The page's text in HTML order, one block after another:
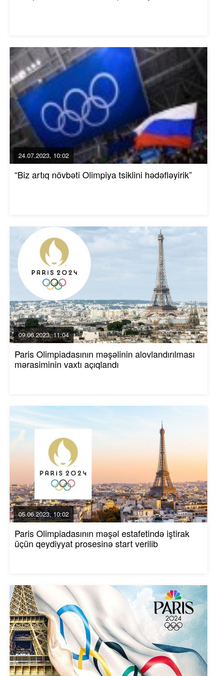
24.07.2023, 10:02
“Biz artıq növbəti Olimpiya tsiklini hədəfləyirik”
09.06.2023, 11:04
Paris Olimpiadasının məşəlinin alovlandırılması
mərasiminin vaxtı açıqlandı
05.06.2023, 10:02
Paris Olimpiadasının məşəl estafetində iştirak
üçün qeydiyyat prosesinə start verilib